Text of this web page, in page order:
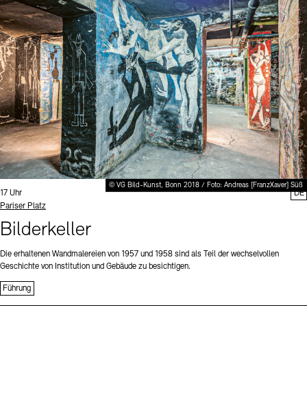
Stellenangebote Newsletter Presse
Nachhaltigkeit Kontakt
Digitale Sammlungen Exil-Archive
© VG Bild-Kunst, Bonn 2018 / Foto: Andreas [FranzXaver] Süß
Uhrzeit:
17 Uhr
Standort
Pariser Platz
Bilderkeller
Die erhaltenen Wandmalereien von 1957 und 1958 sind als Teil der wechselvollen
Geschichte von Institution und Gebäude zu besichtigen.
Führung
DE